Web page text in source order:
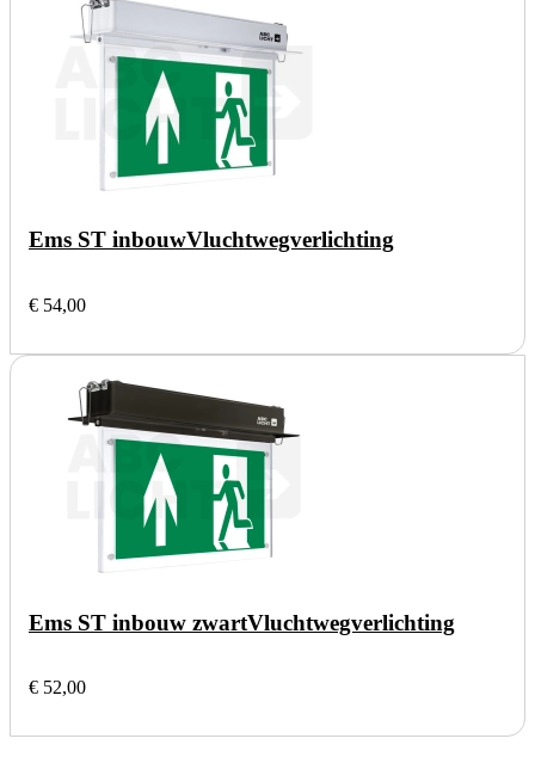
Ems ST inbouwVluchtwegverlichting
€ 54,00
Ems ST inbouw zwartVluchtwegverlichting
€ 52,00